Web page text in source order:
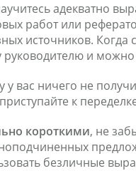
адекватно
работ или
источников.
и можно
у вас ничего не
к
короткими, не
безличные